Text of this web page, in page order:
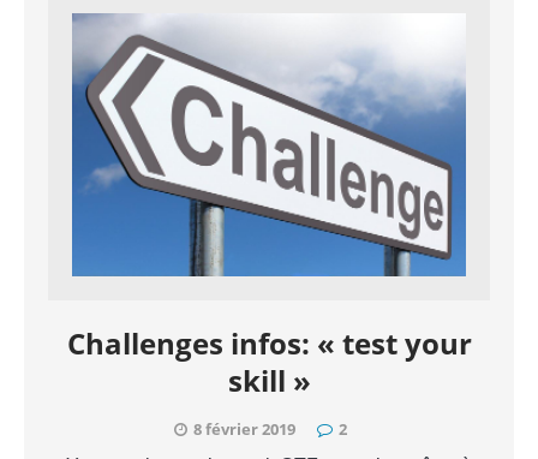
Challenges infos: « test your
skill »
8 février 2019 2